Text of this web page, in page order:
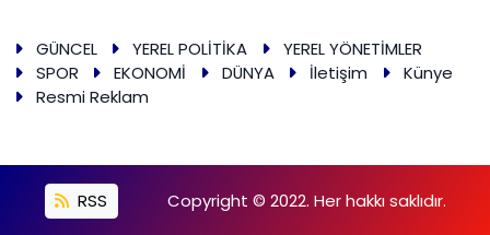
GÜNCEL YEREL POLİTİKA
YEREL YÖNETİMLER
SPOR
EKONOMİ DÜNYA İletişim
Künye
Resmi Reklam
RSS Copyright © 2022. Her hakkı saklıdır.